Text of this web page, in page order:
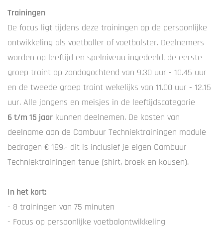
Trainingen
De focus ligt tijdens deze trainingen op de persoonlijke
ontwikkeling als voetballer of voetbalster. Deelnemers
worden op leeftijd en spelniveau ingedeeld, de eerste
groep traint op zondagochtend van 9.30 uur - 10.45 uur
en de tweede groep traint wekelijks van 11.00 uur - 12.15
uur. Alle jongens en meisjes in de leeftijdscategorie
6 t/m 15 jaar kunnen deelnemen. De kosten van
deelname aan de Cambuur Techniektrainingen module
bedragen € 189,- dit is inclusief je eigen Cambuur
Techniektrainingen tenue (shirt, broek en kousen).
In het kort:
- 8 trainingen van 75 minuten
- Focus op persoonlijke voetbalontwikkeling